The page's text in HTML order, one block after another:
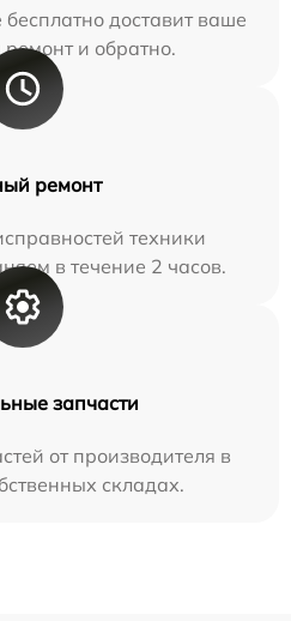
доставит ваше
ремонт и обратно.
ремонт
техники
в течение 2 часов.
запчасти
от производителя в
складах.